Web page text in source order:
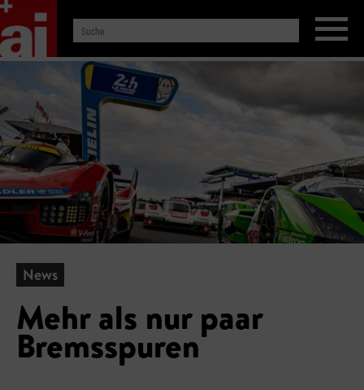
News
Mehr als nur paar
Bremsspuren